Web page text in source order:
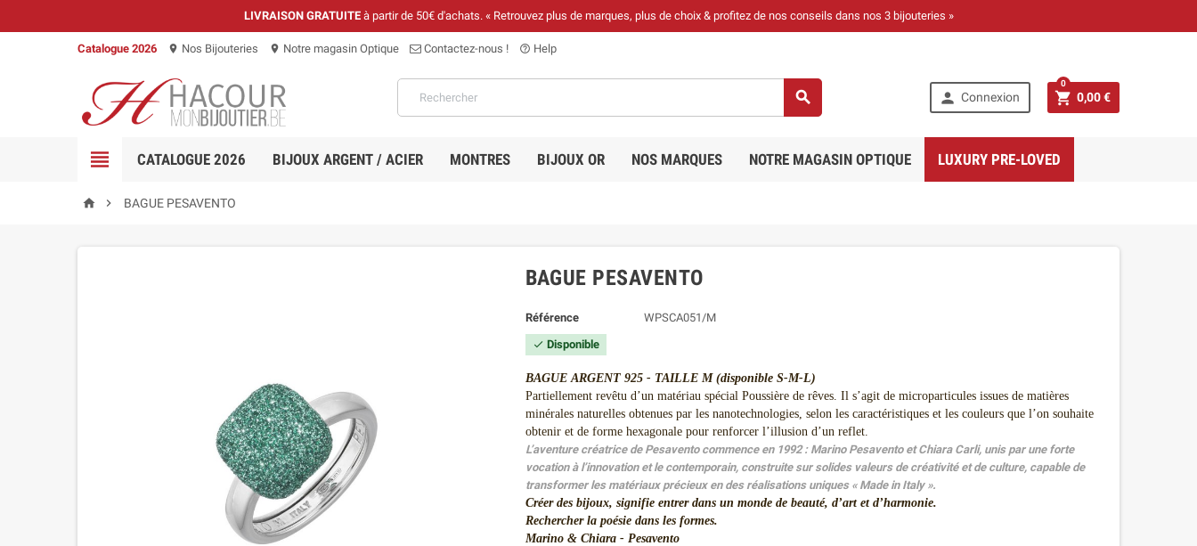
LIVRAISON GRATUITEà partir de 50€ d'achats. « Retrouvez plus de marques, plus de choix & profitez de nos conseils dans nos 3 bijouteries »
Catalogue 2026 location_on Nos Bijouteries location_on Notre magasin Optique Contactez-nous ! help_outline Help
  Connexion  0,00 €
0
 CATALOGUE 2026 BIJOUX ARGENT / ACIER MONTRES BIJOUX OR NOS MARQUES NOTRE MAGASIN OPTIQUE LUXURY PRE-LOVED
  BAGUE PESAVENTO
BAGUE PESAVENTO
Référence WPSCA051/M
 Disponible
BAGUE ARGENT 925 - TAILLE M (disponible S-M-L)
Partiellement revêtu d’un matériau spécial Poussière de rêves. Il s’agit de microparticules issues de matières
minérales naturelles obtenues par les nanotechnologies, selon les caractéristiques et les couleurs que l’on souhaite
obtenir et de forme hexagonale pour renforcer l’illusion d’un reflet.
L’aventure créatrice de Pesavento commence en 1992 : Marino Pesavento et Chiara Carli, unis par une forte
vocation à l’innovation et le contemporain, construite sur solides valeurs de créativité et de culture, capable de
transformer les matériaux précieux en des réalisations uniques « Made in Italy ».
Créer des bijoux, signifie entrer dans un monde de beauté, d’art et d’harmonie.
Rechercher la poésie dans les formes.
Marino & Chiara - Pesavento